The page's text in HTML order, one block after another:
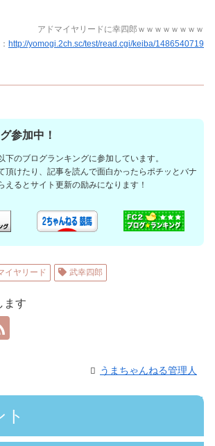
アドマイヤリードに幸四郎ｗｗｗｗｗｗｗｗ
http://yomogi.2ch.sc/test/read.cgi/keiba/1486540719
参加中！
下のブログランキングに参加しています。
頂けたり、記事を読んで面白かったらポチッとバナ
えるとサイト更新の励みになります！
イヤリード 武幸四郎
ます
うまちゃんねる管理人
ト